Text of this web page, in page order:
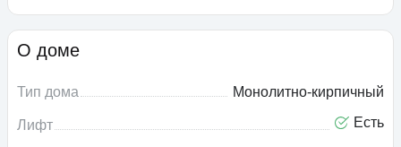
О доме
Тип дома Монолитно-кирпичный
Лифт Есть